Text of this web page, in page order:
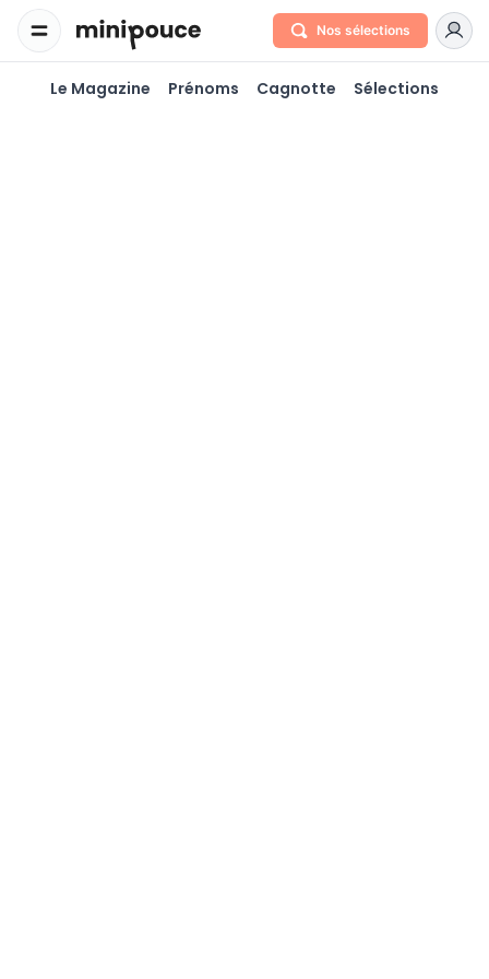
Nos sélections
Le Magazine Prénoms Cagnotte Sélections
Milla, assistante virtuelle